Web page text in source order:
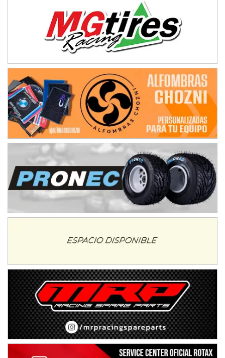
Ciudad de La Rioja (Asfalto)
La Rioja (La Rioja)
PROKART NEUQUINO - F6
Autódromo de Neuquén (Asfalto)
Centenario (Neuquén)
CENTRO BONAERENSE - F6
Emilio Parisi (Tierra)
25 de Mayo (Buenos Aires)